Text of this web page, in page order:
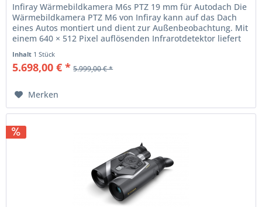
Infiray Wärmebildkamera M6s PTZ 19 mm für Autodach Die
Wärmebildkamera PTZ M6 von Infiray kann auf das Dach
eines Autos montiert und dient zur Außenbeobachtung. Mit
einem 640 × 512 Pixel auflösenden Infrarotdetektor liefert
Inhalt 1 Stück
5.698,00 € * 5.999,00 € *
Merken